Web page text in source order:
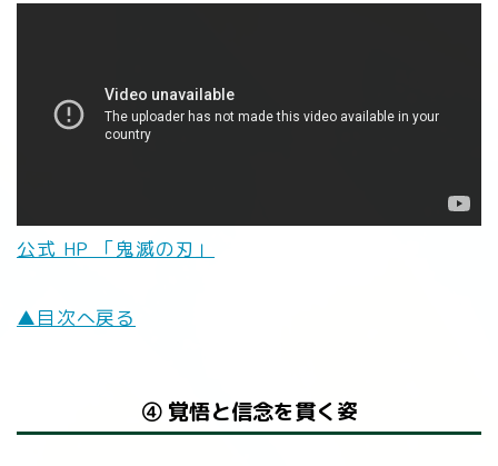
公式 HP 「鬼滅の刃」
▲目次へ戻る
④ 覚悟と信念を貫く姿